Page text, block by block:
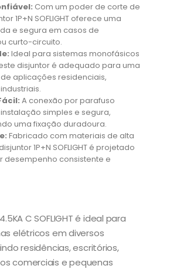
Com um poder de corte de
1P+N SOFLIGHT oferece uma
e segura em casos de
curto-circuito.
Ideal para sistemas monofásicos
disjuntor é adequado para uma
aplicações residenciais,
A conexão por parafuso
simples e segura,
uma fixação duradoura.
Fabricado com materiais de alta
1P+N SOFLIGHT é projetado
desempenho consistente e
C SOFLIGHT é ideal para
elétricos em diversos
residências, escritórios,
comerciais e pequenas